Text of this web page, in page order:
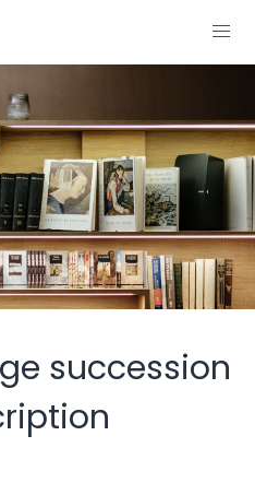
succession